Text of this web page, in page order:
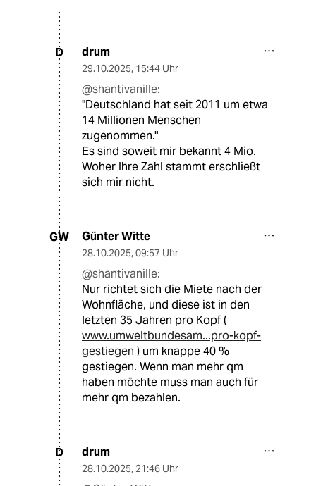
D drum
29.10.2025, 15:44 Uhr
@shantivanille:
"Deutschland hat seit 2011 um etwa
14 Millionen Menschen
zugenommen."
Es sind soweit mir bekannt 4 Mio.
Woher Ihre Zahl stammt erschließt
sich mir nicht.
GW Günter Witte
28.10.2025, 09:57 Uhr
@shantivanille:
Nur richtet sich die Miete nach der
Wohnfläche, und diese ist in den
letzten 35 Jahren pro Kopf (
www.umweltbundesam...pro-kopf-
gestiegen ) um knappe 40 %
gestiegen. Wenn man mehr qm
haben möchte muss man auch für
mehr qm bezahlen.
D drum
28.10.2025, 21:46 Uhr